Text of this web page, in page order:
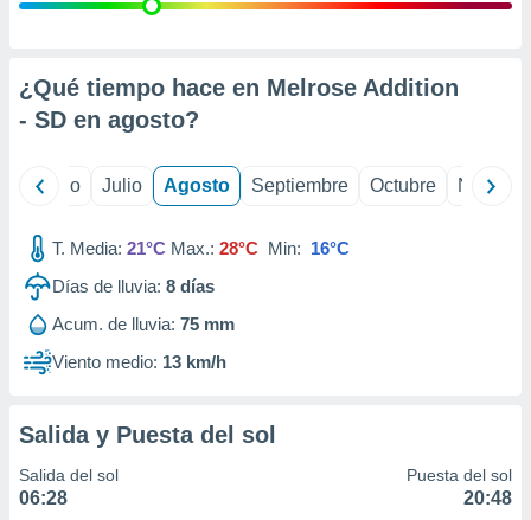
e
mediante
de
1199
¿Qué tiempo hace en Melrose Addition
- SD en agosto?
Junio Julio Agosto Septiembre Octubre
T. Media: 21°C Max.: 28°C Min: 16°C
Días de lluvia: 8 días
Acum. de lluvia: 75 mm
Viento medio: 13 km/h
Salida y Puesta del sol
Salida del sol
06:28
Puesta del sol
20:48